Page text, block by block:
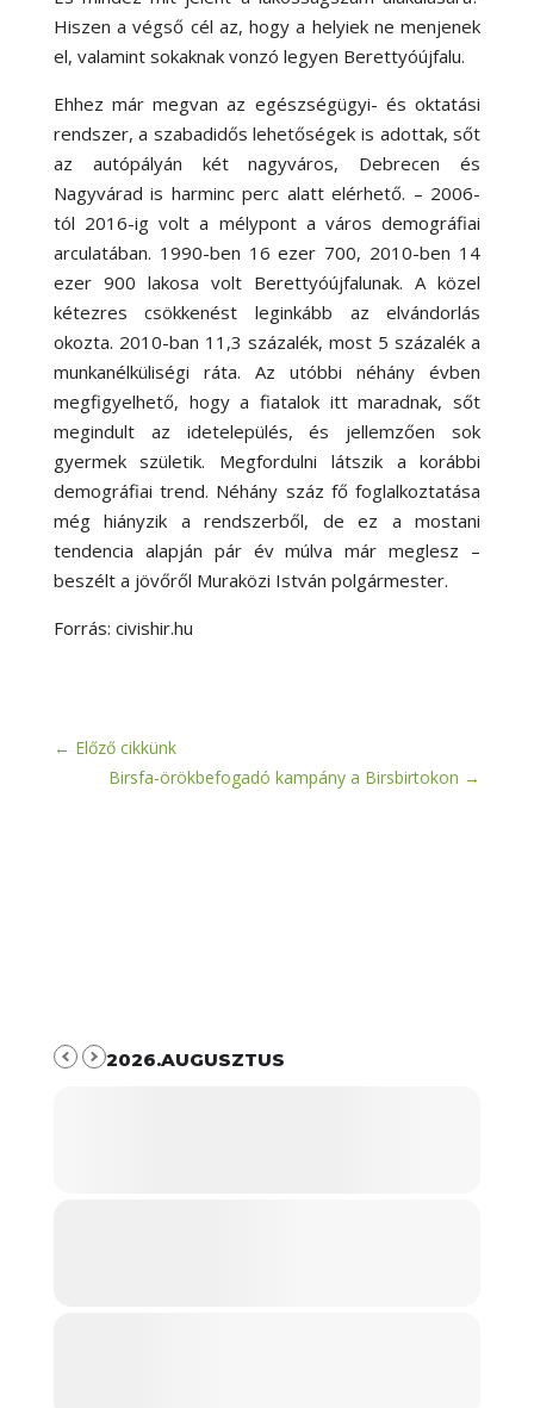
Hiszen a végső cél az, hogy a helyiek ne menjenek
el, valamint sokaknak vonzó legyen Berettyóújfalu.
Ehhez már megvan az egészségügyi- és oktatási
rendszer, a szabadidős lehetőségek is adottak, sőt
az autópályán két nagyváros, Debrecen és
Nagyvárad is harminc perc alatt elérhető. – 2006-
tól 2016-ig volt a mélypont a város demográfiai
arculatában. 1990-ben 16 ezer 700, 2010-ben 14
ezer 900 lakosa volt Berettyóújfalunak. A közel
kétezres csökkenést leginkább az elvándorlás
okozta. 2010-ban 11,3 százalék, most 5 százalék a
munkanélküliségi ráta. Az utóbbi néhány évben
megfigyelhető, hogy a fiatalok itt maradnak, sőt
megindult az idetelepülés, és jellemzően sok
gyermek születik. Megfordulni látszik a korábbi
demográfiai trend. Néhány száz fő foglalkoztatása
még hiányzik a rendszerből, de ez a mostani
tendencia alapján pár év múlva már meglesz –
beszélt a jövőről Muraközi István polgármester.
Forrás: civishir.hu
← Előző cikkünk
Birsfa-örökbefogadó kampány a Birsbirtokon →
2026.AUGUSZTUS